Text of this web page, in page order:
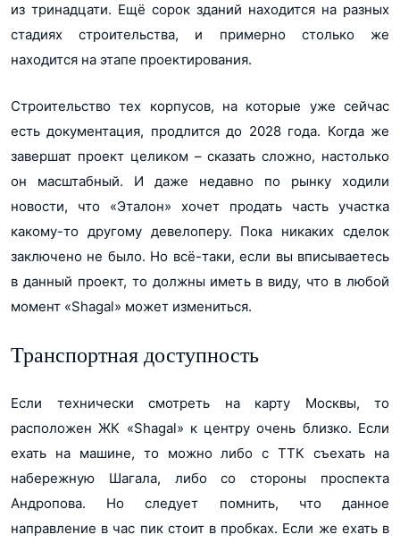
из тринадцати. Ещё сорок зданий находится на разных
стадиях строительства, и примерно столько же
находится на этапе проектирования.
Строительство тех корпусов, на которые уже сейчас
есть документация, продлится до 2028 года. Когда же
завершат проект целиком – сказать сложно, настолько
он масштабный. И даже недавно по рынку ходили
новости, что «Эталон» хочет продать часть участка
какому-то другому девелоперу. Пока никаких сделок
заключено не было. Но всё-таки, если вы вписываетесь
в данный проект, то должны иметь в виду, что в любой
момент «Shagal» может измениться.
Транспортная доступность
Если технически смотреть на карту Москвы, то
расположен ЖК «Shagal» к центру очень близко. Если
ехать на машине, то можно либо с ТТК съехать на
набережную Шагала, либо со стороны проспекта
Андропова. Но следует помнить, что данное
направление в час пик стоит в пробках. Если же ехать в